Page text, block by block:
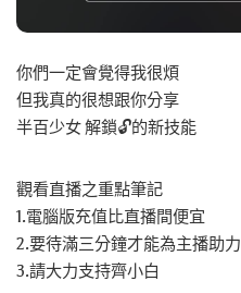
你們一定會覺得我很煩
但我真的很想跟你分享
半百少女 解鎖🔓的新技能
觀看直播之重點筆記
1.電腦版充值比直播間便宜
2.要待滿三分鐘才能為主播助力
3.請大力支持齊小白